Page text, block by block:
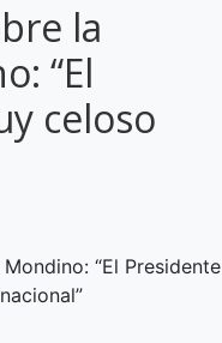
la
“El
celoso